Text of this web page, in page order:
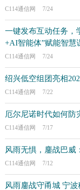
C114通信网 7/24
一键发布互动任务，
+AI智能体”赋能智慧
C114通信网 7/24
绍兴低空组团亮相
C114通信网 7/22
厄尔尼诺时代如何防
C114通信网 7/17
风雨无惧，鏖战巴威
C114通信网 7/12
风雨鏖战守甬城 宁波